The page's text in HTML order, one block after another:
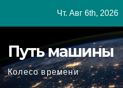
Чт. Авг 6th, 2026
Путь машины
Колесо времени